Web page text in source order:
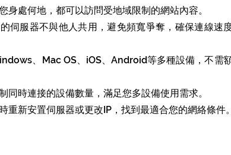
身處何地，都可以訪問受地域限制的網站內容。
伺服器不與他人共用，避免頻寬爭奪，確保連線速
、Mac OS、iOS、Android等多種設備，不需
同時連接的設備數量，滿足您多設備使用需求。​
重新安置伺服器或更改IP，找到最適合您的網絡條件。